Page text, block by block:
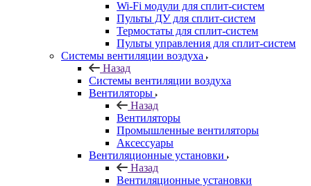
Wi-Fi модули для сплит-систем
Пульты ДУ для сплит-систем
Термостаты для сплит-систем
Пульты управления для сплит-систем
Системы вентиляции воздуха
Назад
Системы вентиляции воздуха
Вентиляторы
Назад
Вентиляторы
Промышленные вентиляторы
Аксессуары
Вентиляционные установки
Назад
Вентиляционные установки